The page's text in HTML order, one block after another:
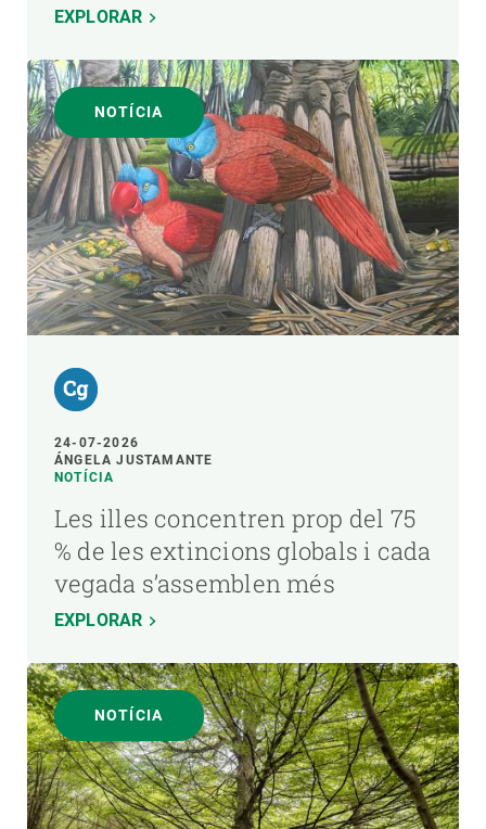
EXPLORAR
NOTÍCIA
24-07-2026
ÁNGELA JUSTAMANTE
NOTÍCIA
Les illes concentren prop del 75
% de les extincions globals i cada
vegada s’assemblen més
EXPLORAR
NOTÍCIA